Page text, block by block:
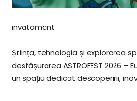
invatamant
Știința, tehnologia și explorarea
desfășurarea ASTROFEST 2026
un spațiu dedicat descoperirii,